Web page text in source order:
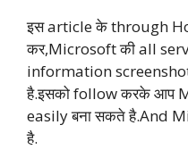
इस article के through
कर,Microsoft की all
information
है.इसको follow करके आप
easily बना सकते है.And
है.